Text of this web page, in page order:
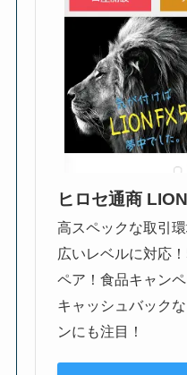
ヒロセ通商
高スペックな取引
広いレベルに対応
ペア！食品キャン
キャッシュバック
ンにも注目！